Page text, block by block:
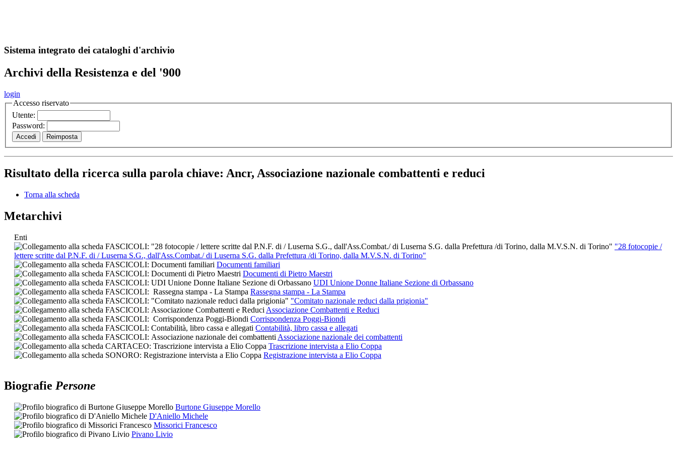
Sistema integrato dei cataloghi d'archivio
Archivi della Resistenza e del '900
login
Accesso riservato
Utente:
Password:
Risultato della ricerca sulla parola chiave: Ancr, Associazione nazionale combattenti e reduci
Torna alla scheda
Metarchivi
Enti
"28 fotocopie /
lettere scritte dal P.N.F. di / Luserna S.G., dall'Ass.Combat./ di Luserna S.G. dalla Prefettura /di Torino, dalla M.V.S.N. di Torino"
Documenti familiari
Documenti di Pietro Maestri
UDI Unione Donne Italiane Sezione di Orbassano
Rassegna stampa - La Stampa
"Comitato nazionale reduci dalla prigionia"
Associazione Combattenti e Reduci
Corrispondenza Poggi-Biondi
Contabilità, libro cassa e allegati
Associazione nazionale dei combattenti
Trascrizione intervista a Elio Coppa
Registrazione intervista a Elio Coppa
Biografie Persone
Burtone Giuseppe Morello
D'Aniello Michele
Missorici Francesco
Pivano Livio